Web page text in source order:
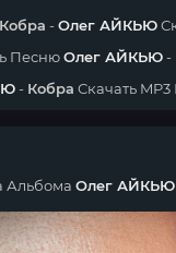
Кобра -Олег АЙКЬЮ
ПеснюОлег АЙКЬЮ-
- Кобра Скачать
Альбома Олег АЙКЬЮ